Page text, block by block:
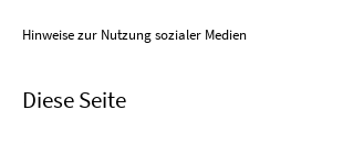
Hinweise zur Nutzung sozialer Medien
Diese Seite